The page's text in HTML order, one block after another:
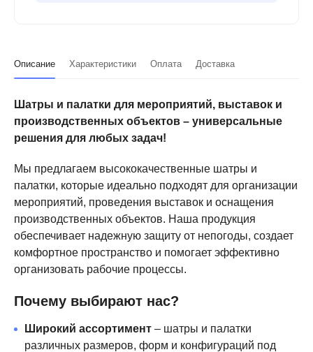
Описание Характеристики Оплата Доставка
Шатры и палатки для мероприятий, выставок и
производственных объектов – универсальные
решения для любых задач!
Мы предлагаем высококачественные шатры и
палатки, которые идеально подходят для организации
мероприятий, проведения выставок и оснащения
производственных объектов. Наша продукция
обеспечивает надежную защиту от непогоды, создает
комфортное пространство и помогает эффективно
организовать рабочие процессы.
Почему выбирают нас?
Широкий ассортимент – шатры и палатки
различных размеров, форм и конфигураций под